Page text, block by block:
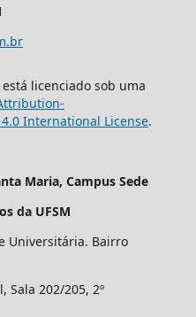
licenciado sob uma
International License.
Maria, Campus Sede
da UFSM
Universitária. Bairro
Sala 202/205, 2º